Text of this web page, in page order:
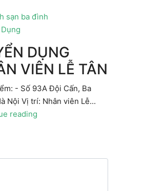
DỤNG
VIÊN LỄ TÂN
- Số 93A Đội Cấn, Ba
Nội Vị trí: Nhân viên Lễ...
reading